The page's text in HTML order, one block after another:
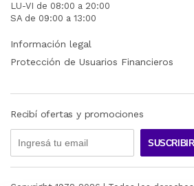
LU-VI de 08:00 a 20:00
SA de 09:00 a 13:00
Información legal
Protección de Usuarios Financieros
Recibí ofertas y promociones